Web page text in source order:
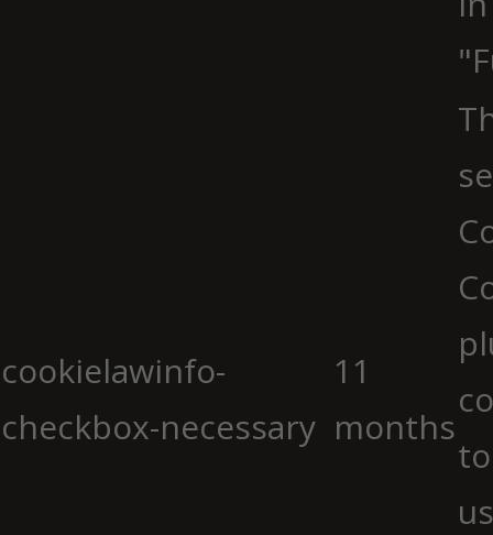
cookielawinfo-
checkbox-necessary
11
months